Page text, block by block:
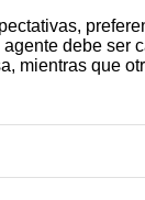
debe ser
mientras que